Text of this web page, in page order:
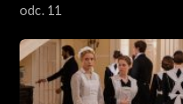
odc. 11